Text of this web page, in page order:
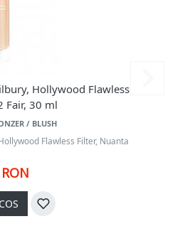
Hollywood Flawless
Fair, 30 ml
/ BLUSH
Flawless Filter, Nuanta